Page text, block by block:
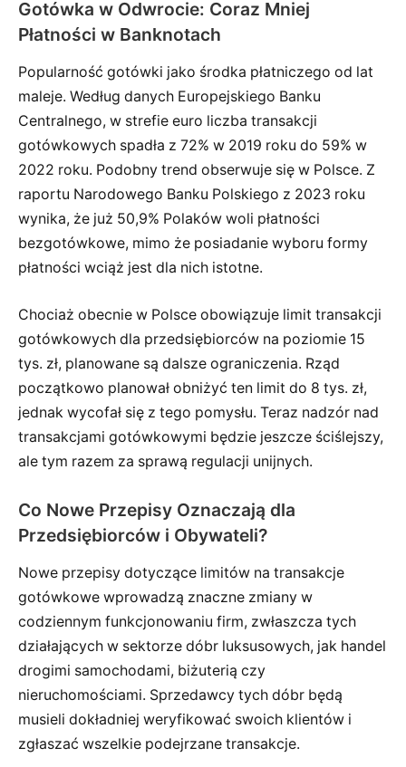
Gotówka w Odwrocie: Coraz Mniej
Płatności w Banknotach
Popularność gotówki jako środka płatniczego od lat
maleje. Według danych Europejskiego Banku
Centralnego, w strefie euro liczba transakcji
gotówkowych spadła z 72% w 2019 roku do 59% w
2022 roku. Podobny trend obserwuje się w Polsce. Z
raportu Narodowego Banku Polskiego z 2023 roku
wynika, że już 50,9% Polaków woli płatności
bezgotówkowe, mimo że posiadanie wyboru formy
płatności wciąż jest dla nich istotne.
Chociaż obecnie w Polsce obowiązuje limit transakcji
gotówkowych dla przedsiębiorców na poziomie 15
tys. zł, planowane są dalsze ograniczenia. Rząd
początkowo planował obniżyć ten limit do 8 tys. zł,
jednak wycofał się z tego pomysłu. Teraz nadzór nad
transakcjami gotówkowymi będzie jeszcze ściślejszy,
ale tym razem za sprawą regulacji unijnych.
Co Nowe Przepisy Oznaczają dla
Przedsiębiorców i Obywateli?
Nowe przepisy dotyczące limitów na transakcje
gotówkowe wprowadzą znaczne zmiany w
codziennym funkcjonowaniu firm, zwłaszcza tych
działających w sektorze dóbr luksusowych, jak handel
drogimi samochodami, biżuterią czy
nieruchomościami. Sprzedawcy tych dóbr będą
musieli dokładniej weryfikować swoich klientów i
zgłaszać wszelkie podejrzane transakcje.